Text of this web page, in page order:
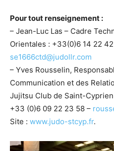
Pour tout renseignement :
– Jean-Luc Las – Cadre
Orientales : +33(0)6 14 22
se1666ctd@judollr.com
– Yves Rousselin,
Communication et des
Jujitsu Club de Saint-Cyprien
+33 (0)6 09 22 23 58 –
Site : www.judo-stcyp.fr.